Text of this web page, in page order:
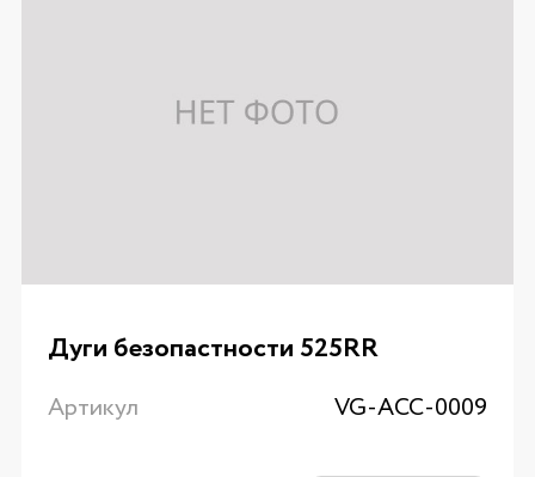
Дуги безопастности 525RR
Артикул VG-ACC-0009